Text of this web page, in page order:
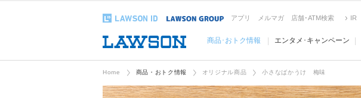
アプリ メルマガ 店舗･ATM検索 IR
商品･おトク情報 エンタメ･キャンペーン
Home 商品・おトク情報 オリジナル商品 小さなばかうけ 梅味